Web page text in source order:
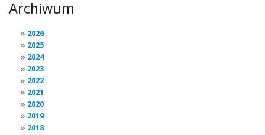
Archiwum
2026
2025
2024
2023
2022
2021
2020
2019
2018